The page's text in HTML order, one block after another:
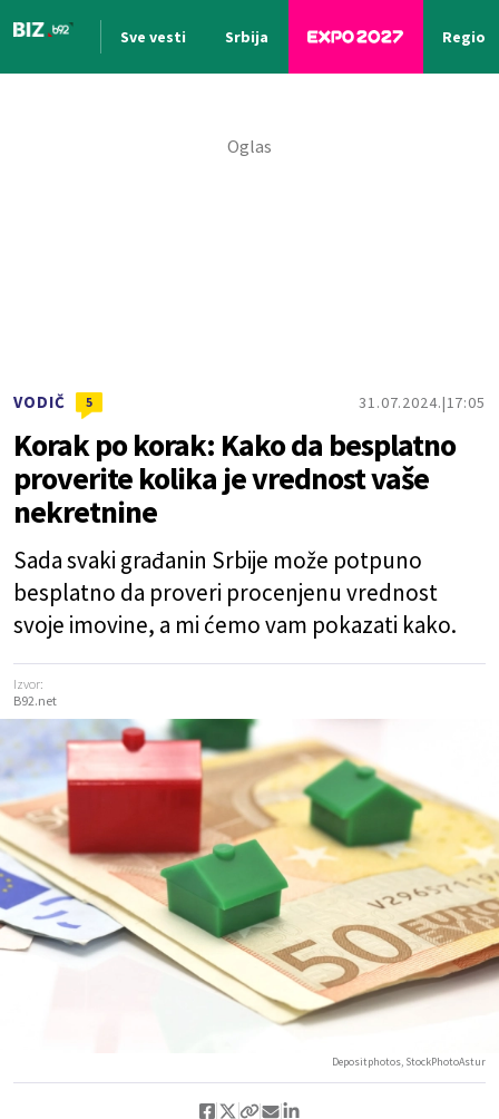
Sve vesti Srbija Region
VODIČ 5 31.07.2024. 17:05
Korak po korak: Kako da besplatno
proverite kolika je vrednost vaše
nekretnine
Sada svaki građanin Srbije može potpuno
besplatno da proveri procenjenu vrednost
svoje imovine, a mi ćemo vam pokazati kako.
Izvor:
B92.net
Depositphotos, StockPhotoAstur